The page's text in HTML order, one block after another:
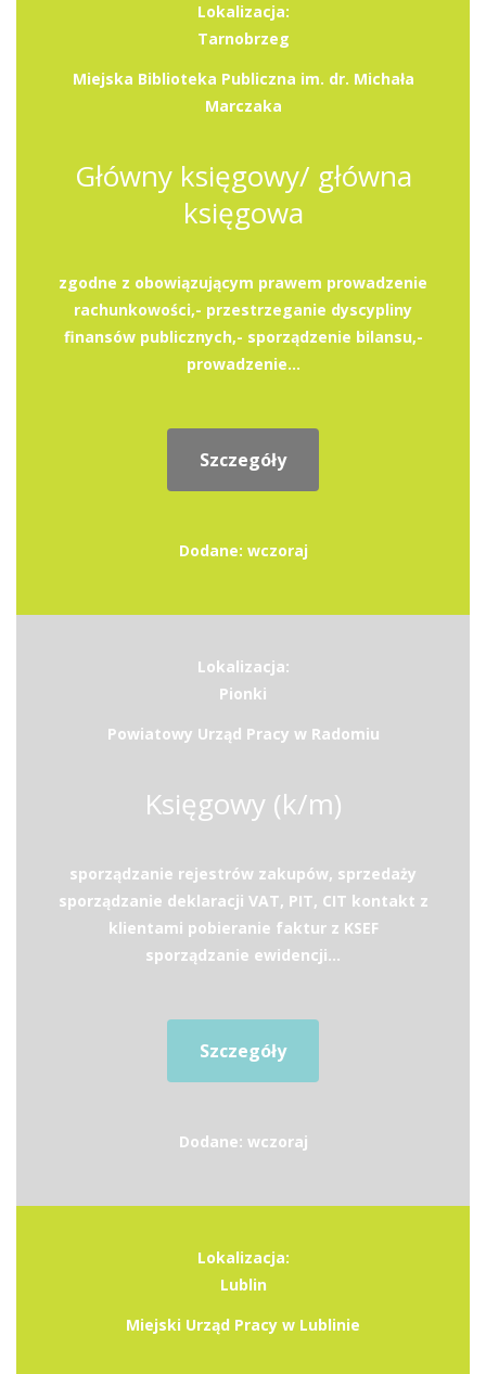
Lokalizacja:
Tarnobrzeg
Miejska Biblioteka Publiczna im. dr. Michała
Marczaka
Główny księgowy/ główna
księgowa
zgodne z obowiązującym prawem prowadzenie
rachunkowości,- przestrzeganie dyscypliny
finansów publicznych,- sporządzenie bilansu,-
prowadzenie...
Szczegóły
Dodane: wczoraj
Lokalizacja:
Pionki
Powiatowy Urząd Pracy w Radomiu
Księgowy (k/m)
sporządzanie rejestrów zakupów, sprzedaży
sporządzanie deklaracji VAT, PIT, CIT kontakt z
klientami pobieranie faktur z KSEF
sporządzanie ewidencji...
Szczegóły
Dodane: wczoraj
Lokalizacja:
Lublin
Miejski Urząd Pracy w Lublinie